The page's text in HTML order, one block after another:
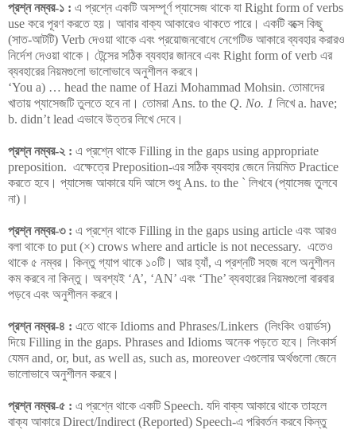
প্রশ্ন নম্বর-১ : এ প্রশ্নে একটি অসম্পূর্ণ প্যাসেজ থাকে যা Right form of verbs
use করে পূরণ করতে হয়। আবার বাক্য আকারেও থাকতে পারে। একটি বক্সে কিছু
(সাত-আটটি) Verb দেওয়া থাকে এবং প্রয়োজনবোধে নেগেটিভ আকারে ব্যবহার করারও
নির্দেশ দেওয়া থাকে। টেন্সের সঠিক ব্যবহার জানবে এবং Right form of verb এর
ব্যবহারের নিয়মগুলো ভালোভাবে অনুশীলন করবে।
‘You a) … head the name of Hazi Mohammad Mohsin. তোমাদের
খাতায় প্যাসেজটি তুলতে হবে না। তোমরা Ans. to the Q. No. 1 লিখে a. have;
b. didn’t lead এভাবে উত্তর লিখে দেবে।
প্রশ্ন নম্বর-২ : এ প্রশ্নে থাকে Filling in the gaps using appropriate
preposition. এক্ষেত্রে Preposition-এর সঠিক ব্যবহার জেনে নিয়মিত Practice
করতে হবে। প্যাসেজ আকারে যদি আসে শুধু Ans. to the ` লিখবে (প্যাসেজ তুলবে
না)।
প্রশ্ন নম্বর-৩ : এ প্রশ্নে থাকে Filling in the gaps using article এবং আরও
বলা থাকে to put (×) crows where and article is not necessary. এতেও
থাকে ৫ নম্বর। কিন্তু গ্যাপ থাকে ১০টি। আর হ্যাঁ, এ প্রশ্নটি সহজ বলে অনুশীলন
কম করবে না কিন্তু। অবশ্যই ‘A’, ‘AN’ এবং ‘The’ ব্যবহারের নিয়মগুলো বারবার
পড়বে এবং অনুশীলন করবে।
প্রশ্ন নম্বর-৪ : এতে থাকে Idioms and Phrases/Linkers (লিংকিং ওয়ার্ডস)
দিয়ে Filling in the gaps. Phrases and Idioms অনেক পড়তে হবে। লিংকার্স
যেমন and, or, but, as well as, such as, moreover এগুলোর অর্থগুলো জেনে
ভালোভাবে অনুশীলন করবে।
প্রশ্ন নম্বর-৫ : এ প্রশ্নে থাকে একটি Speech. যদি বাক্য আকারে থাকে তাহলে
বাক্য আকারে Direct/Indirect (Reported) Speech-এ পরিবর্তন করবে কিন্তু